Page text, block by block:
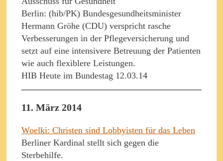
Berlin: (hib/PK) Bundesgesundheitsminister
Hermann Gröhe (CDU) verspricht rasche
Verbesserungen in der Pflegeversicherung und
setzt auf eine intensivere Betreuung der Patienten
wie auch flexiblere Leistungen.
HIB Heute im Bundestag 12.03.14
11. März 2014
Woelki: Christen sind Lobbyisten für das Leben
Berliner Kardinal stellt sich gegen die
Sterbehilfe.